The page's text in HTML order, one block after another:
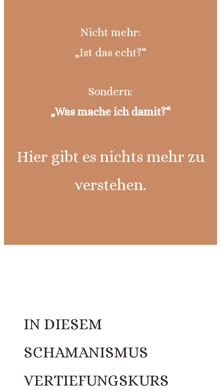
Nicht mehr:
„Ist das echt?“
Sondern:
„Was mache ich damit?“
Hier gibt es nichts mehr zu
verstehen.
IN DIESEM
SCHAMANISMUS
VERTIEFUNGSKURS